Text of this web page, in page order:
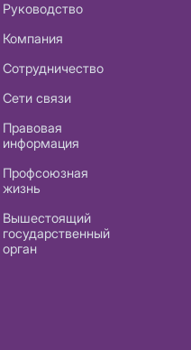
Руководство
Компания
Сотрудничество
Сети связи
Правовая
информация
Профсоюзная
жизнь
Вышестоящий
государственный
орган